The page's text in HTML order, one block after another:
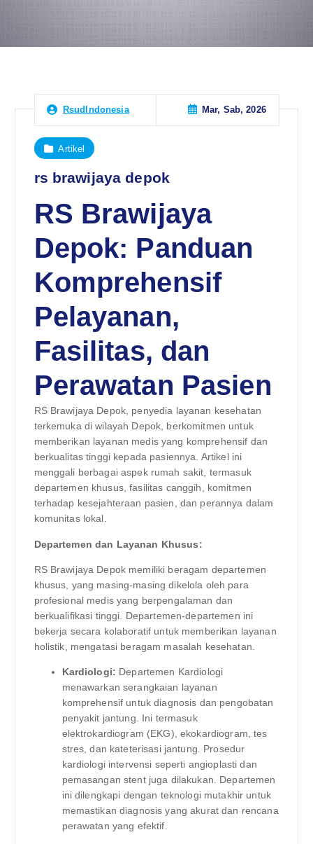
RsudIndonesia Mar, Sab, 2026
Artikel
rs brawijaya depok
RS Brawijaya
Depok: Panduan
Komprehensif
Pelayanan,
Fasilitas, dan
Perawatan Pasien
RS Brawijaya Depok, penyedia layanan kesehatan
terkemuka di wilayah Depok, berkomitmen untuk
memberikan layanan medis yang komprehensif dan
berkualitas tinggi kepada pasiennya. Artikel ini
menggali berbagai aspek rumah sakit, termasuk
departemen khusus, fasilitas canggih, komitmen
terhadap kesejahteraan pasien, dan perannya dalam
komunitas lokal.
Departemen dan Layanan Khusus:
RS Brawijaya Depok memiliki beragam departemen
khusus, yang masing-masing dikelola oleh para
profesional medis yang berpengalaman dan
berkualifikasi tinggi. Departemen-departemen ini
bekerja secara kolaboratif untuk memberikan layanan
holistik, mengatasi beragam masalah kesehatan.
Kardiologi: Departemen Kardiologi
menawarkan serangkaian layanan
komprehensif untuk diagnosis dan pengobatan
penyakit jantung. Ini termasuk
elektrokardiogram (EKG), ekokardiogram, tes
stres, dan kateterisasi jantung. Prosedur
kardiologi intervensi seperti angioplasti dan
pemasangan stent juga dilakukan. Departemen
ini dilengkapi dengan teknologi mutakhir untuk
memastikan diagnosis yang akurat dan rencana
perawatan yang efektif.